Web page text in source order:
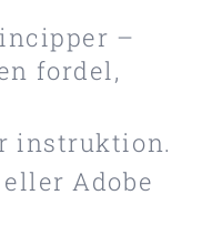
–
fordel,
instruktion.
Adobe